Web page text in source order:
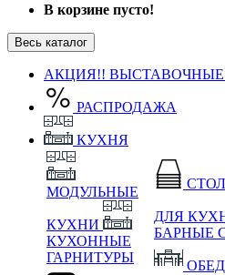
В корзине пусто!
Весь каталог
АКЦИЯ!! ВЫСТАВОЧНЫЕ
РАСПРОДАЖА
КУХНЯ
МОДУЛЬНЫЕ
КУХНИ
КУХОННЫЕ
ГАРНИТУРЫ
ДЛЯ
БАРНЫЕ